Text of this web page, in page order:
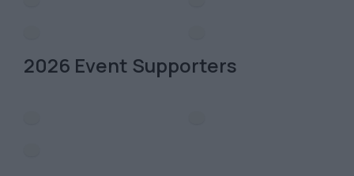
2026 Event Supporters